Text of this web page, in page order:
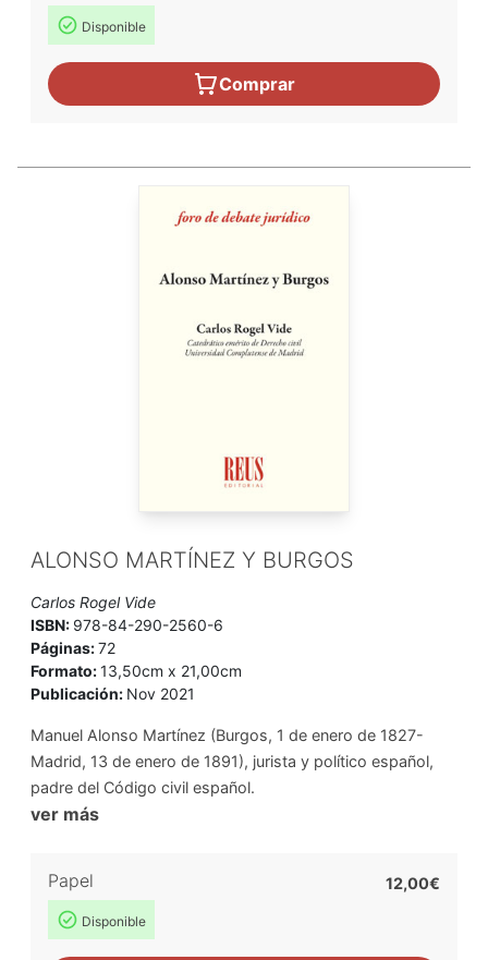
Disponible
Comprar
ALONSO MARTÍNEZ Y BURGOS
Carlos Rogel Vide
ISBN: 978-84-290-2560-6
Páginas:72
Formato:13,50cm x 21,00cm
Publicación: Nov 2021
Manuel Alonso Martínez (Burgos, 1 de enero de 1827-
Madrid, 13 de enero de 1891), jurista y político español,
padre del Código civil español.
ver más
Papel
Disponible
12,00€